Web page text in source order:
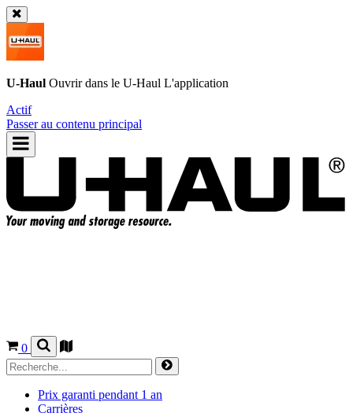
U-Haul Ouvrir dans le U-Haul L'application
Actif
Passer au contenu principal
0
Prix garanti pendant 1 an
Carrières